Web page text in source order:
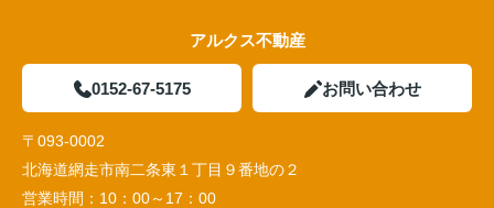
アルクス不動産
0152-67-5175 お問い合わせ
〒093-0002
北海道網走市南二条東１丁目９番地の２
営業時間： 10：00～17：00